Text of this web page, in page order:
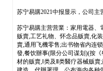
苏宁易購2021中报显示，公司主
苏宁易購主营营業：家用電器、
贩賣,工艺礼物、怀念品贩賣,化
賣,通用飞機零售;出书物省内连
發,餐饮辦事(限分公司谋划)(按
材的贩賣,Ⅰ类及Ⅱ类醫疗器械贩